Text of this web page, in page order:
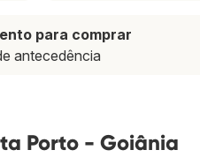
para comprar
antecedência
Porto - Goiânia